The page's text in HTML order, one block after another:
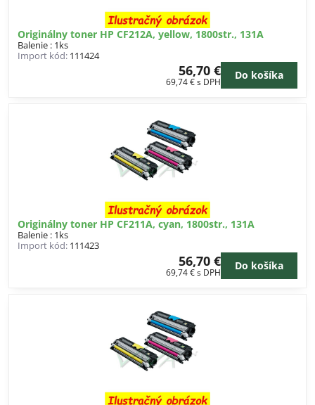
Originálny toner HP CF212A, yellow, 1800str., 131A
Balenie : 1ks
Import kód: 111424
56,70 €
69,74 €s DPH
Do košíka
Originálny toner HP CF211A, cyan, 1800str., 131A
Balenie : 1ks
Import kód: 111423
56,70 €
69,74 €s DPH
Do košíka